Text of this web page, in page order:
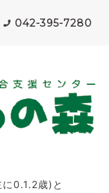
042-395-7280
0.1.2歳)と